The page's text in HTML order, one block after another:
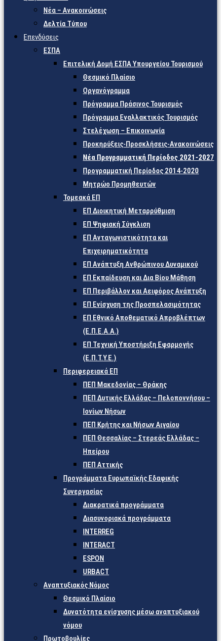
Νέα – Ανακοινώσεις
Δελτία Τύπου
Επενδύσεις
ΕΣΠΑ
Επιτελική Δομή ΕΣΠΑ Υπουργείου Τουρισμού
Θεσμικό Πλαίσιο
Οργανόγραμμα
Πρόγραμμα Πράσινος Τουρισμός
Πρόγραμμα Εναλλακτικός Τουρισμός
Στελέχωση – Επικοινωνία
Προκηρύξεις-Προσκλήσεις-Ανακοινώσεις
Νέα Προγραμματική Περίοδος 2021-2027
Προγραμματική Περίοδος 2014-2020
Μητρώο Προμηθευτών
Τομεακά ΕΠ
ΕΠ Διοικητική Μεταρρύθμιση
ΕΠ Ψηφιακή Σύγκλιση
ΕΠ Ανταγωνιστικότητα και
Επιχειρηματικότητα
ΕΠ Ανάπτυξη Ανθρώπινου Δυναμικού
ΕΠ Εκπαίδευση και Δια Βίου Μάθηση
ΕΠ Περιβάλλον και Αειφόρος Ανάπτυξη
ΕΠ Ενίσχυση της Προσπελασιμότητας
ΕΠ Εθνικό Αποθεματικό Απροβλέπτων
(Ε.Π.Ε.Α.Α.)
ΕΠ Τεχνική Υποστήριξη Εφαρμογής
(Ε.Π.Τ.Υ.Ε.)
Περιφερειακά ΕΠ
ΠΕΠ Μακεδονίας – Θράκης
ΠΕΠ Δυτικής Ελλάδας – Πελοποννήσου –
Ιονίων Νήσων
ΠΕΠ Κρήτης και Νήσων Αιγαίου
ΠΕΠ Θεσσαλίας – Στερεάς Ελλάδας –
Ηπείρου
ΠΕΠ Αττικής
Προγράμματα Ευρωπαϊκής Εδαφικής
Συνεργασίας
Διακρατικά προγράμματα
Διασυνοριακά προγράμματα
INTERREG
INTERACT
ESPON
URBACT
Αναπτυξιακός Νόμος
Θεσμικό Πλαίσιο
Δυνατότητα ενίσχυσης μέσω αναπτυξιακού
νόμου
Πρωτοβουλίες